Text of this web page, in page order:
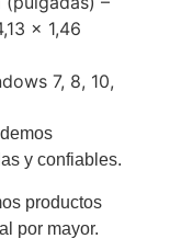
x 1,46
7, 8, 10,
y confiables.
productos
por mayor.